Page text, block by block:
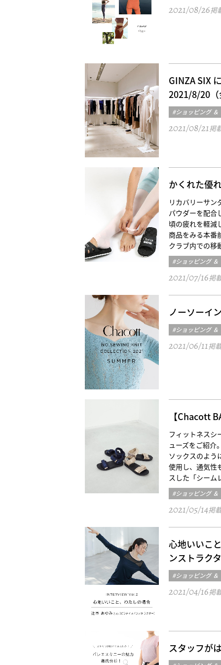
2021/08/26掲
GINZA SIX
2021/8/20
#ショッピング ＆
2021/08/21掲
かくれた優
リカバリーサ
パウダーを配合
頃の疲れを軽減
商品をみる本番
クラブ内での移
#ショッピング ＆
2021/07/16掲
ノーソーイ
#ショッピング ＆
2021/06/11掲
【Chacott
フィットネスシ
ューズをご紹介
ソックスのよう
使用し、通気性
スした「シーム
#ショッピング ＆
2021/05/14掲
心地いいこ
ンストラク
#ショッピング ＆
2021/04/16掲
スタッフが